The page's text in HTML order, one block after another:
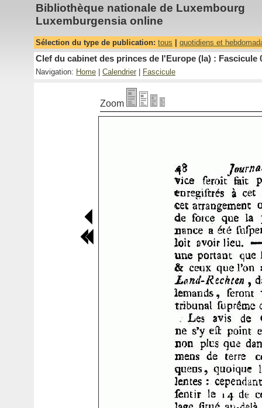
Bibliothèque nationale de Luxembourg
Luxemburgensia online
Sélection du type de publication: tous quotidiens et
Clef du cabinet des princes de l'Europe (la) : Fascicule
Navigation: Home Calendrier Fascicule
Zoom